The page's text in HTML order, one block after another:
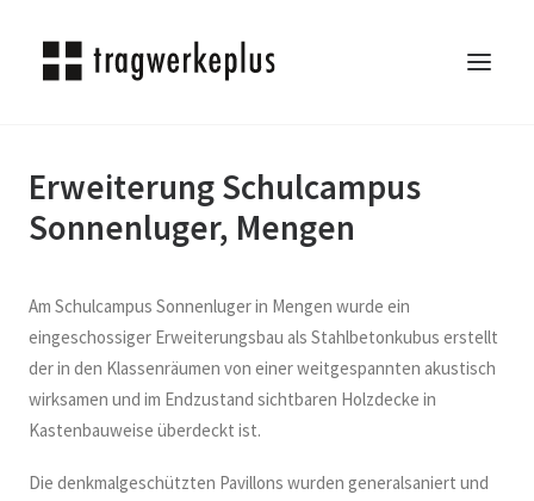
TRAGWERKEPLUS
BLOG
KARRIERE
KONTAKT
Erweiterung Schulcampus
Sonnenluger, Mengen
Am Schulcampus Sonnenluger in Mengen wurde ein
eingeschossiger Erweiterungsbau als Stahlbetonkubus erstellt
der in den Klassenräumen von einer weitgespannten akustisch
wirksamen und im Endzustand sichtbaren Holzdecke in
Kastenbauweise überdeckt ist.
Die denkmalgeschützten Pavillons wurden generalsaniert und